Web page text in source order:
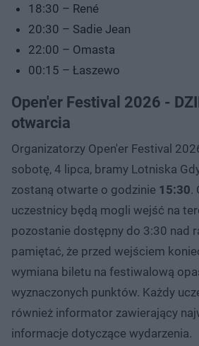
18:30 – René
20:30 – Sadie Jean
22:00 – Omasta
00:15 – Łaszewo
Open'er Festival 2026 -
otwarcia
Organizatorzy Open'er Festival
sobotę, 4 lipca, bramy Lotniska
zostaną otwarte o godzinie 15:30.
uczestnicy będą mogli wejść na
pozostanie dostępny do 3:30 nad
pamiętać, że przed wejściem
wymiana biletu na festiwalową
wyznaczonych punktów. Każdy
również informator zawierający
informacje dotyczące wydarzenia.